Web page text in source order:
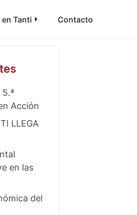
Tanti Contacto
Acción
LLEGA
en las
del